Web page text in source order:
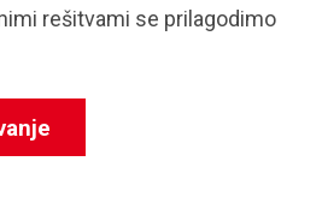
rešitvami se prilagodimo